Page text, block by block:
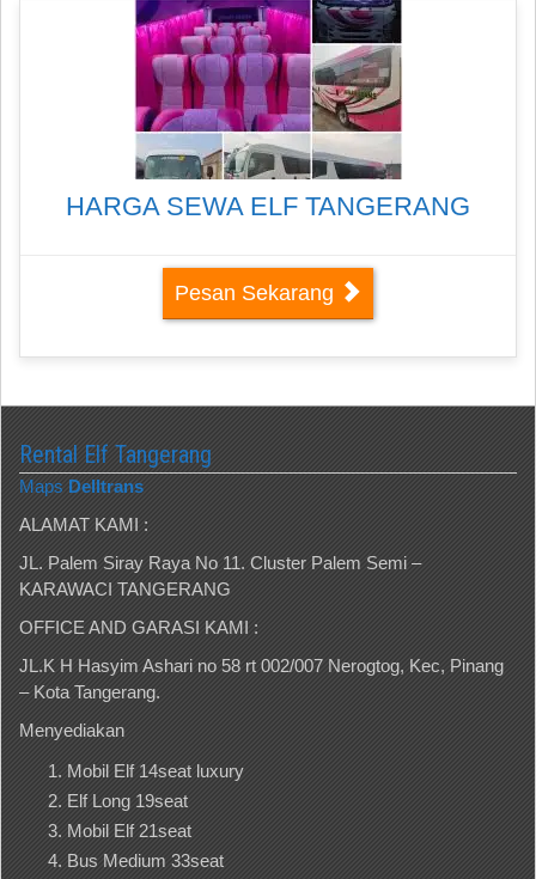
HARGA SEWA ELF TANGERANG
Pesan Sekarang
Rental Elf Tangerang
Maps Delltrans
ALAMAT KAMI :
JL. Palem Siray Raya No 11. Cluster Palem Semi –
KARAWACI TANGERANG
OFFICE AND GARASI KAMI :
JL.K H Hasyim Ashari no 58 rt 002/007 Nerogtog, Kec, Pinang
– Kota Tangerang.
Menyediakan
Mobil Elf 14seat luxury
Elf Long 19seat
Mobil Elf 21seat
Bus Medium 33seat